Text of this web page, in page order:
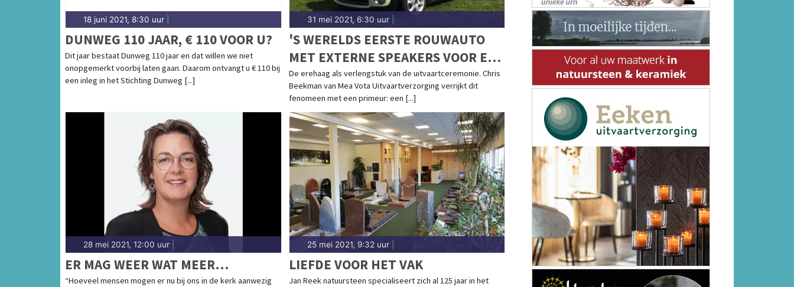
18 juni 2021, 8:30 uur
DUNWEG 110 JAAR, € 110 VOOR U?
Dit jaar bestaat Dunweg 110 jaar en dat willen we niet
onopgemerkt voorbij laten gaan. Daarom ontvangt u € 110 bij
een inleg in het Stichting Dunweg [...]
31 mei 2021, 6:30 uur|
'S WERELDS EERSTE ROUWAUTO
MET EXTERNE SPEAKERS VOOR EEN
MUZIKALE, PERSOONLIJKE
LAATSTE RIT
De erehaag als verlengstuk van de uitvaartceremonie. Chris
Beekman van Mea Vota Uitvaartverzorging verrijkt dit
fenomeen met een primeur: een [...]
28 mei 2021, 12:00 uur
ER MAG WEER WAT MEER…
“Hoeveel mensen mogen er nu bij ons in de kerk aanwezig
25 mei 2021, 9:32 uur|
LIEFDE VOOR HET VAK
Jan Reek natuursteen specialiseert zich al 125 jaar in het